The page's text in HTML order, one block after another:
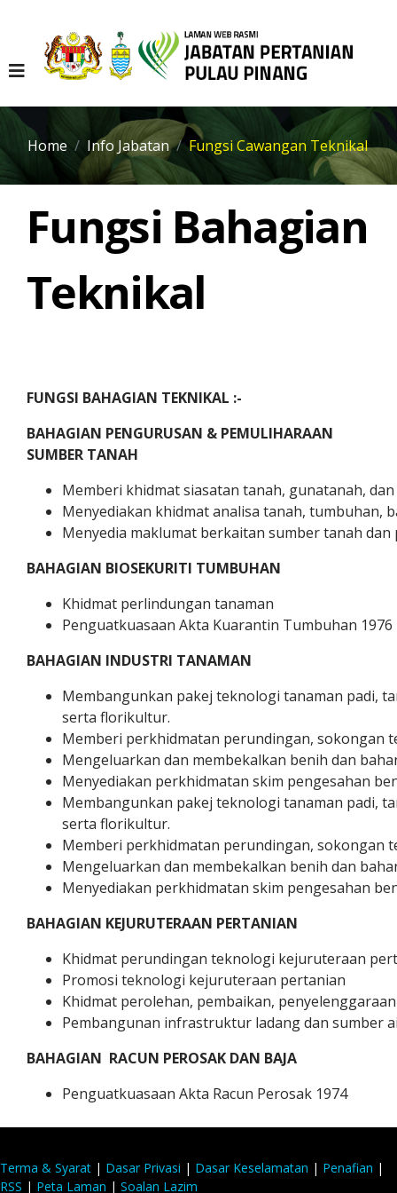
Home Info Jabatan Fungsi Cawangan Teknikal
Fungsi Bahagian
Teknikal
FUNGSI BAHAGIAN TEKNIKAL :-
BAHAGIAN PENGURUSAN & PEMULIHARAAN
SUMBER TANAH
Memberi khidmat siasatan tanah, gunatanah,
Menyediakan khidmat analisa tanah, tumbuhan,
Menyedia maklumat berkaitan sumber tanah
BAHAGIAN BIOSEKURITI TUMBUHAN
Khidmat perlindungan tanaman
Penguatkuasaan Akta Kuarantin Tumbuhan 1976
BAHAGIAN INDUSTRI TANAMAN
Membangunkan pakej teknologi tanaman padi,
serta florikultur.
Memberi perkhidmatan perundingan, sokongan
Mengeluarkan dan membekalkan benih dan
Menyediakan perkhidmatan skim pengesahan
Membangunkan pakej teknologi tanaman padi,
serta florikultur.
Memberi perkhidmatan perundingan, sokongan
Mengeluarkan dan membekalkan benih dan
Menyediakan perkhidmatan skim pengesahan
BAHAGIAN KEJURUTERAAN PERTANIAN
Khidmat perundingan teknologi kejuruteraan
Promosi teknologi kejuruteraan pertanian
Khidmat perolehan, pembaikan,
Pembangunan infrastruktur ladang dan sumber
BAHAGIAN RACUN PEROSAK DAN BAJA
Penguatkuasaan Akta Racun Perosak 1974
Terma & Syarat | Dasar Privasi | Dasar Keselamatan | Penafian |
RSS | Peta Laman | Soalan Lazim